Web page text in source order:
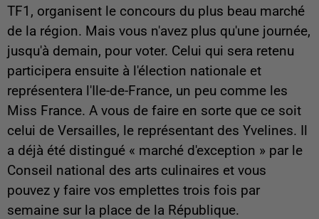
TF1, organisent le concours du plus beau marché
de la région. Mais vous n'avez plus qu'une journée,
jusqu'à demain, pour voter. Celui qui sera retenu
participera ensuite à l'élection nationale et
représentera l'Ile-de-France, un peu comme les
Miss France. A vous de faire en sorte que ce soit
celui de Versailles, le représentant des Yvelines. Il
a déjà été distingué « marché d'exception » par le
Conseil national des arts culinaires et vous
pouvez y faire vos emplettes trois fois par
semaine sur la place de la République.